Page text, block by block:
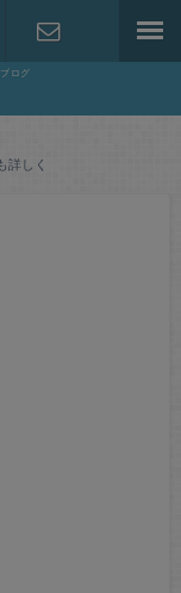
ログ
詳しく